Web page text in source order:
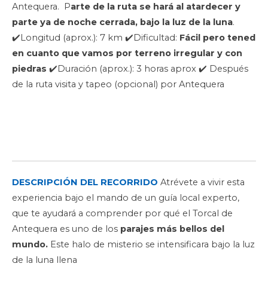
Antequera. Parte de la ruta se hará al atardecer y
parte ya de noche cerrada, bajo la luz de la luna.
✔️Longitud (aprox.): 7 km ✔️Dificultad: Fácil pero tened
en cuanto que vamos por terreno irregular y con
piedras ✔️Duración (aprox.): 3 horas aprox ✔️ Después
de la ruta visita y tapeo (opcional) por Antequera
DESCRIPCIÓN DEL RECORRIDO Atrévete a vivir esta
experiencia bajo el mando de un guía local experto,
que te ayudará a comprender por qué el Torcal de
Antequera es uno de los parajes más bellos del
mundo. Este halo de misterio se intensificara bajo la luz
de la luna llena